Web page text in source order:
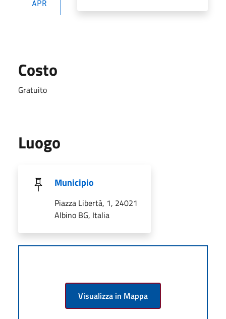
APR
Costo
Gratuito
Luogo
Municipio
Piazza Libertà, 1, 24021
Albino BG, Italia
Visualizza in Mappa